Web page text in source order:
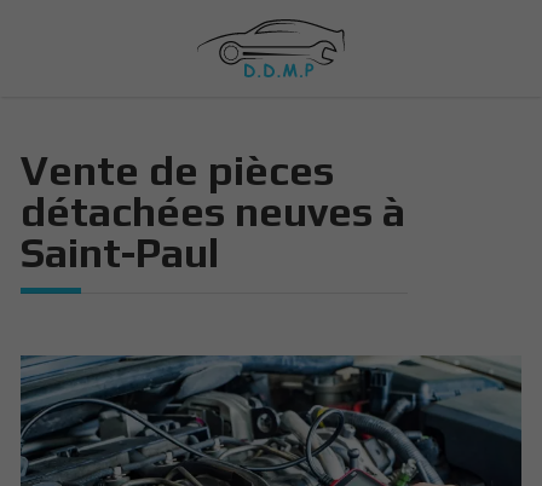
Vente de pièces
détachées neuves à
Saint-Paul